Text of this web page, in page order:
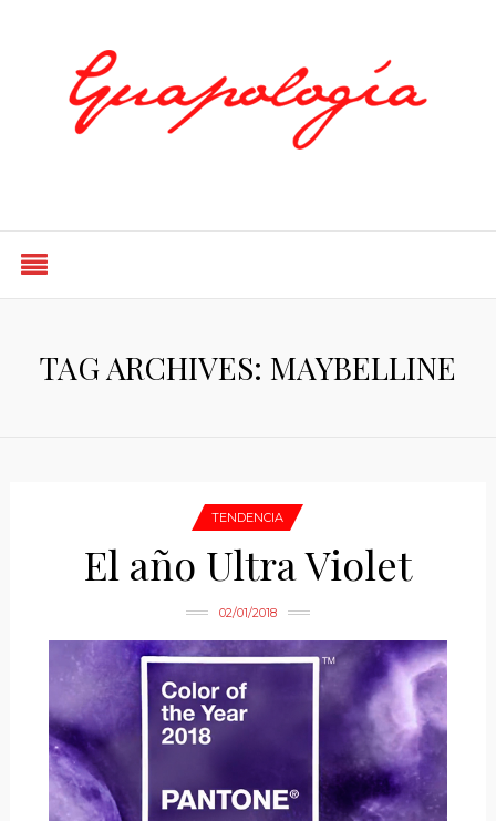
TAG ARCHIVES: MAYBELLINE
TENDENCIA
El año Ultra Violet
02/01/2018